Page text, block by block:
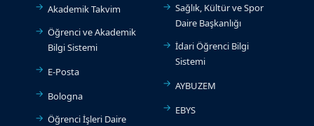
Akademik Takvim
Öğrenci ve Akademik
Bilgi Sistemi
E-Posta
Bologna
Öğrenci İşleri Daire
Sağlık, Kültür ve Spor
Daire Başkanlığı
İdari Öğrenci Bilgi
Sistemi
AYBUZEM
EBYS